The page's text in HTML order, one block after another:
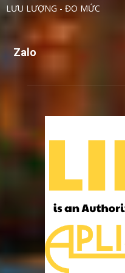
LƯU LƯỢNG - ĐO MỨC
Zalo